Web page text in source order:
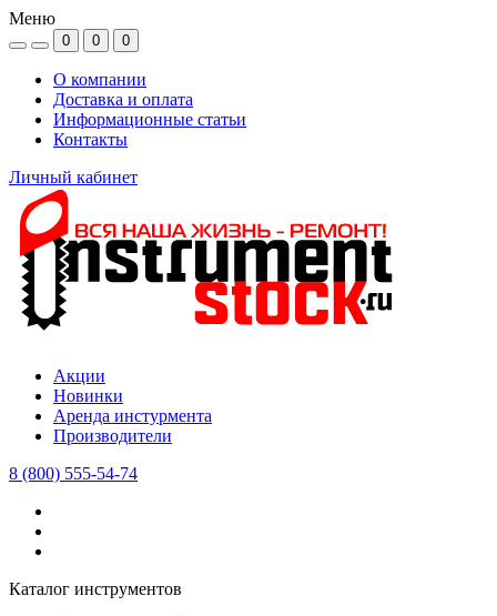
Меню
0 0 0
О компании
Доставка и оплата
Информационные статьи
Контакты
Личный кабинет
Акции
Новинки
Аренда инстурмента
Производители
8 (800) 555-54-74
Каталог инструментов